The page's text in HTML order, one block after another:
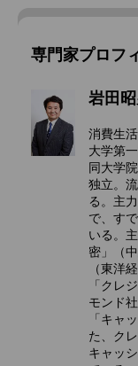
専門家プロフ
岩田昭
消費生
大学第
同大学
独立。
る。主
で、す
いる。
密」（
（東洋
「クレ
モンド
「キャ
た、ク
キャッ